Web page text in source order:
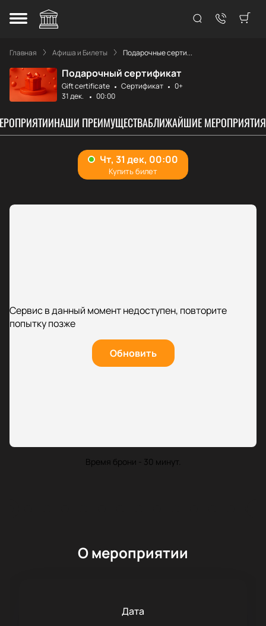
Главная Афиша и Билеты Подарочные серти...
Подарочный сертификат
Gift certificate Сертификат
0+
31 дек.
00:00
НАШИ ПРЕИМУЩЕСТВАБЛИЖАЙШИЕ МЕРОПРИЯТИЯ
Сервис в данный момент недоступен, повторите
попытку позже
Обновить
Время брони - 30 минут.
О мероприятии
Дата